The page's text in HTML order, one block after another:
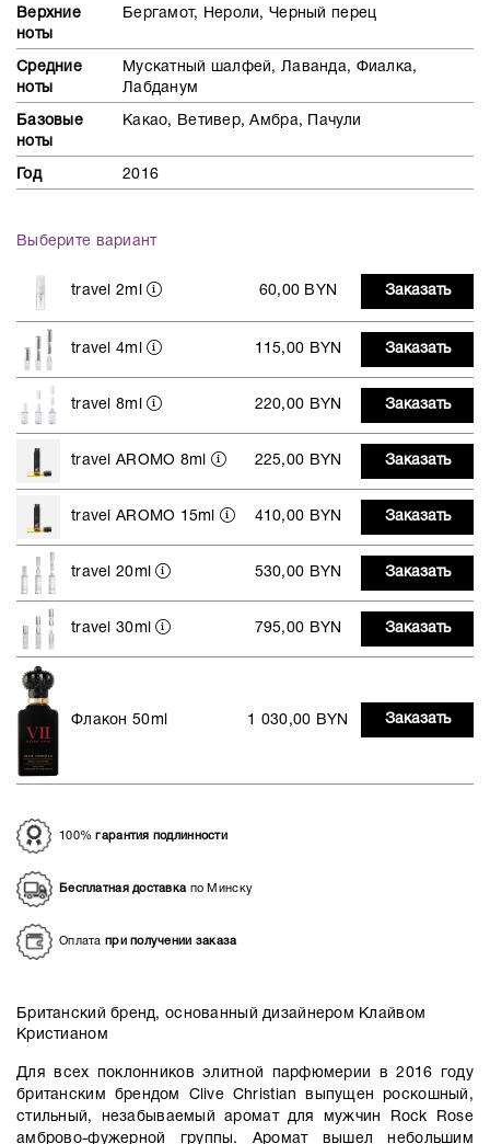
Верхние
ноты
Бергамот, Нероли, Черный перец
Средние
ноты
Мускатный шалфей, Лаванда, Фиалка,
Лабданум
Базовые
ноты
Какао, Ветивер, Амбра, Пачули
Год 2016
Выберите вариант
travel 2ml 60,00 BYN Заказать
travel 4ml 115,00 BYN Заказать
travel 8ml 220,00 BYN Заказать
travel AROMO 8ml 225,00 BYN Заказать
travel AROMO 15ml 410,00 BYN Заказать
travel 20ml 530,00 BYN Заказать
travel 30ml 795,00 BYN Заказать
Флакон 50ml 1 030,00 BYN Заказать
100%гарантия подлинности
Бесплатная доставкапо Минску
Оплата при получении заказа
Британский бренд, основанный дизайнером Клайвом
Кристианом
Для всех поклонников элитной парфюмерии в 2016 году
британским брендом Clive Christian выпущен роскошный,
стильный, незабываемый аромат для мужчин Rock Rose
амброво-фужерной группы. Аромат вышел небольшим